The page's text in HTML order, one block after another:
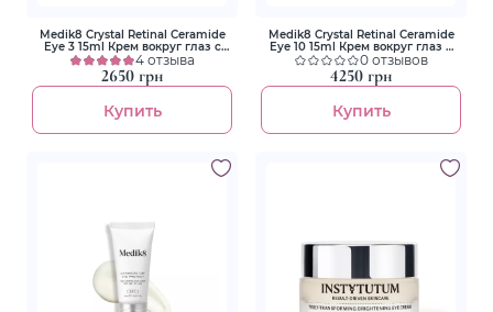
Medik8 Crystal Retinal Ceramide
Eye 3 15ml Крем вокруг глаз с
витамином А и керамидами
4 отзыва
2650 грн
Купить
Medik8 Crystal Retinal Ceramide
Eye 10 15ml Крем вокруг глаз с
витамином А и керамидами
0 отзывов
4250 грн
Купить